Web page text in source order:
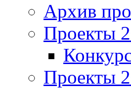
Архив
Проекты
Проекты